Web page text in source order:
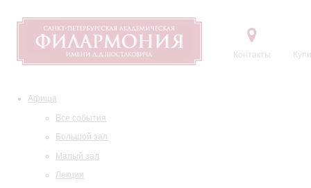
Контакты
Афиша
Все события
Большой зал
Малый зал
Лекции